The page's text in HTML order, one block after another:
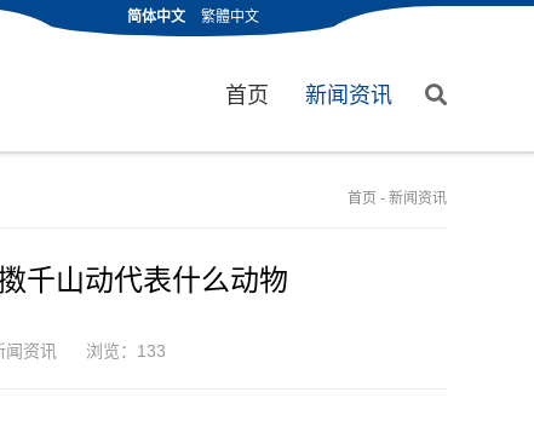
简体中文 繁體中文
首页 新闻资讯
首页 - 新闻资讯
千山动代表什么动物
闻资讯 浏览：133